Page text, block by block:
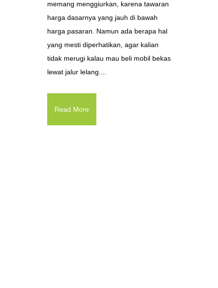
memang menggiurkan, karena tawaran
harga dasarnya yang jauh di bawah
harga pasaran. Namun ada berapa hal
yang mesti diperhatikan, agar kalian
tidak merugi kalau mau beli mobil bekas
lewat jalur lelang....
Read More